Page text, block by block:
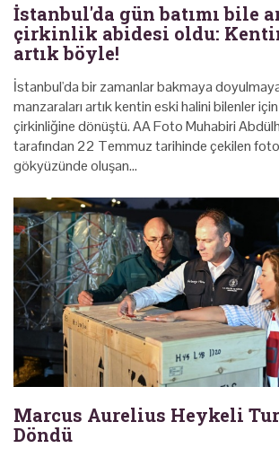
İstanbul'da gün batımı bile
çirkinlik abidesi oldu:
artık böyle!
İstanbul'da bir zamanlar bakmaya
manzaraları artık kentin eski halini bilenler
çirkinliğine dönüştü. AA Foto Muhabiri
tarafından 22 Temmuz tarihinde çekilen
gökyüzünde oluşan…
Marcus Aurelius Heykeli
Döndü